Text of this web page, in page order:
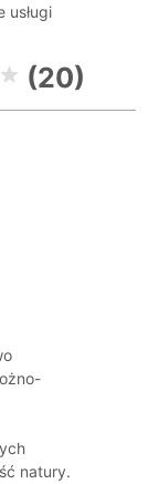
usługi
(20)
natury.